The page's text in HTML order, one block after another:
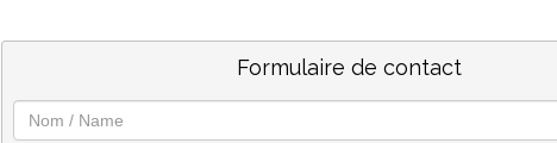
Formulaire de contact